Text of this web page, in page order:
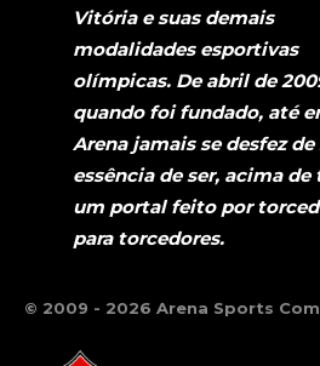
Vitória e suas demais
modalidades esportivas
olímpicas. De abril de
quando foi fundado, até
Arena jamais se desfez de
essência de ser, acima de
um portal feito por
para torcedores.
© 2009 - 2026 Arena Sports